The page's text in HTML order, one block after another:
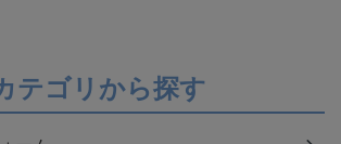
テゴリから探す